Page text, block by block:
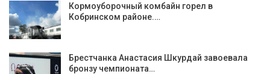
Кормоуборочный комбайн горел в
Кобринском районе.…
Брестчанка Анастасия Шкурдай завоевала
бронзу чемпионата…